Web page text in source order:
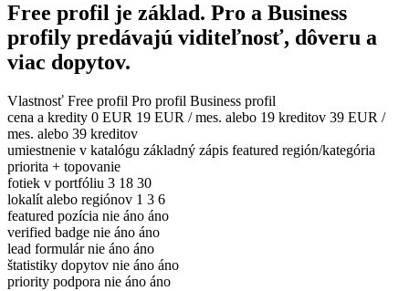
Free profil je základ. Pro a Business
profily predávajú viditeľnosť, dôveru a
viac dopytov.
Vlastnosť Free profil Pro profil Business profil
cena a kredity 0 EUR 19 EUR / mes. alebo 19 kreditov 39 EUR /
mes. alebo 39 kreditov
umiestnenie v katalógu základný zápis featured región/kategória
priorita + topovanie
fotiek v portfóliu 3 18 30
lokalít alebo regiónov 1 3 6
featured pozícia nie áno áno
verified badge nie áno áno
lead formulár nie áno áno
štatistiky dopytov nie áno áno
priority podpora nie áno áno